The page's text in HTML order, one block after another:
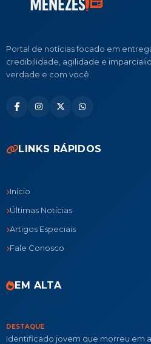
Portal de notícias focado em
credibilidade, agilidade e
verdade e com você.
LINKS RÁPIDOS
Início
Últimas Notícias
Artigos Especiais
Fale Conosco
EM ALTA
DESTAQUE
Identificado jovem que morreu em